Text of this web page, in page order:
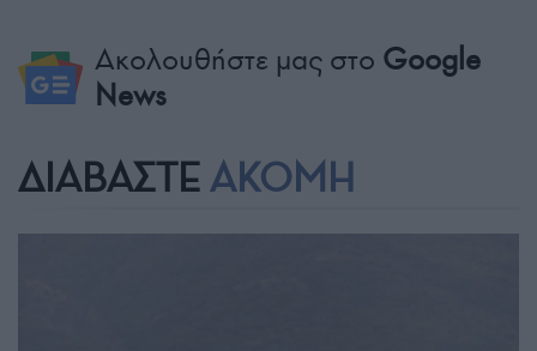
Ακολουθήστε μας στο Google
News
ΔΙΑΒΑΣΤΕ ΑΚΟΜΗ